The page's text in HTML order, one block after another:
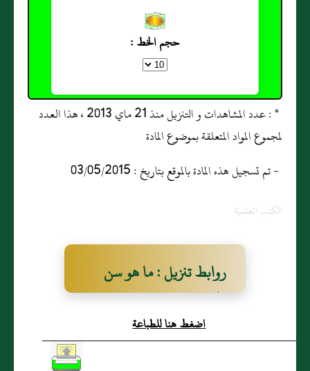
حجم الخط :
* : عدد المشاهدات و التنزيل منذ 21 ماي 2013 ، هذا العدد
لمجموع المواد المتعلقة بموضوع المادة
- تم تسجيل هذه المادة بالموقع بتاريخ : 03/05/2015
الكتب العلمية
روابط تنزيل : ما هو سن
الهدي وهل تشترط سلامته
من العيوب وما هو الوقت
اضغط هنا للطباعة